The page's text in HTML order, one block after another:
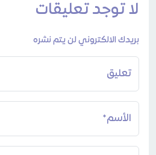
لا توجد تعليقات
بريدك الالكتروني لن يتم نشره
تعليق
الأسم*